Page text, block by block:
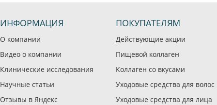
ИНФОРМАЦИЯ
О компании
Видео о компании
Клинические исследования
Научные статьи
Отзывы в Яндекс
ПОКУПАТЕЛЯМ
Действующие акции
Пищевой коллаген
Коллаген со вкусами
Уходовые средства для волос
Уходовые средства для лица